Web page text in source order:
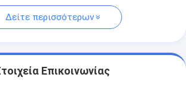
Δείτε περισσότερων
Επικοινωνίας